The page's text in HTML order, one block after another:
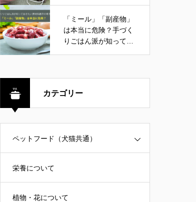
「ミール」「副産物」
は本当に危険？手づく
りごはん派が知ってお
カテゴリー
ペットフード（犬猫共通）
栄養について
植物・花について